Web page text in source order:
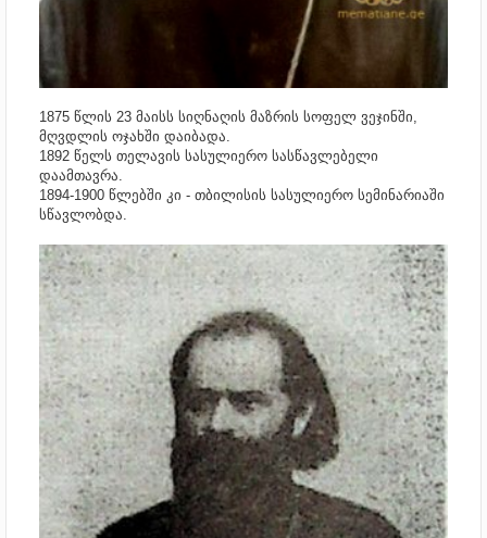
1875 წლის 23 მაისს სიღნაღის მაზრის სოფელ ვეჯინში,
მღვდლის ოჯახში დაიბადა.
1892 წელს თელავის სასულიერო სასწავლებელი
დაამთავრა.
1894-1900 წლებში კი - თბილისის სასულიერო სემინარიაში
სწავლობდა.